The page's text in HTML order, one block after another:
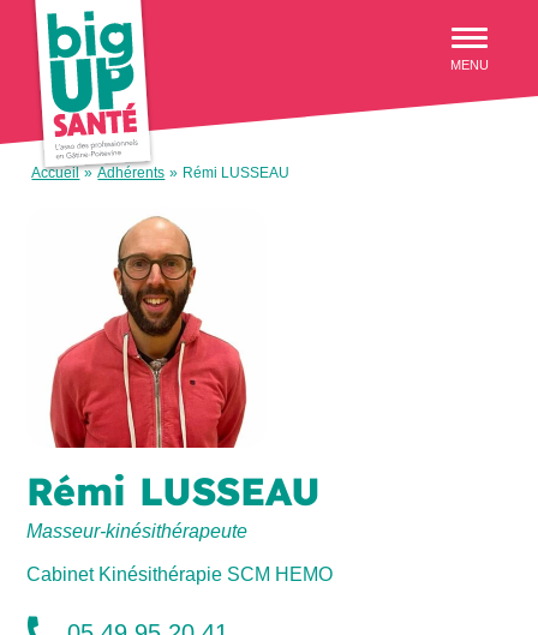
MENU
Accueil » Adhérents » Rémi LUSSEAU
Rémi LUSSEAU
Masseur-kinésithérapeute
Cabinet Kinésithérapie SCM HEMO